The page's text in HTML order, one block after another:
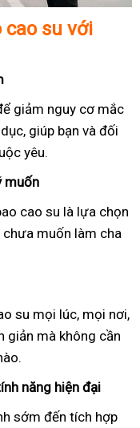
su với
giảm nguy cơ mắc
giúp bạn và đối
yêu.
muốn
cao su là lựa chọn
muốn làm cha
su mọi lúc, mọi nơi,
giản mà không cần
năng hiện đại
sớm đến tích hợp